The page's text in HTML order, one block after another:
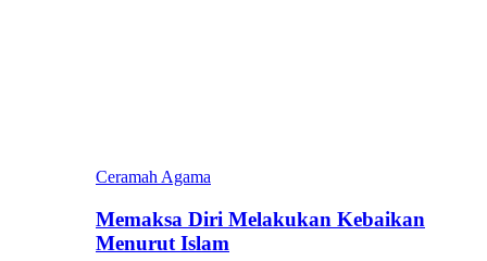
Ceramah Agama
Memaksa Diri Melakukan Kebaikan
Menurut Islam